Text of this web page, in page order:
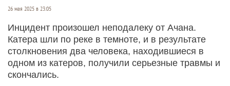
26 мая 2025 в 23:05
Инцидент произошел неподалеку от Ачана.
Катера шли по реке в темноте, и в результате
столкновения два человека, находившиеся в
одном из катеров, получили серьезные травмы и
скончались.